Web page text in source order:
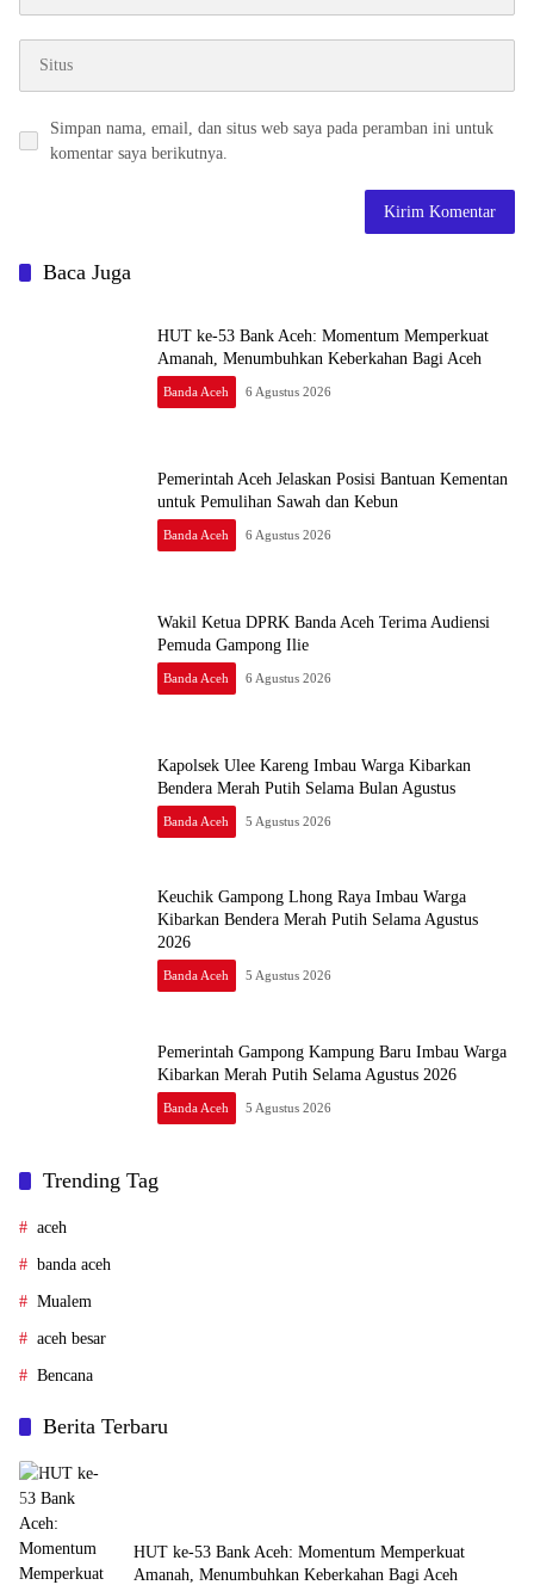
Simpan nama, email, dan situs web saya pada peramban ini untuk
komentar saya berikutnya.
Baca Juga
HUT ke-53 Bank Aceh: Momentum Memperkuat
Amanah, Menumbuhkan Keberkahan Bagi Aceh
Banda Aceh 6 Agustus 2026
Pemerintah Aceh Jelaskan Posisi Bantuan Kementan
untuk Pemulihan Sawah dan Kebun
Banda Aceh 6 Agustus 2026
Wakil Ketua DPRK Banda Aceh Terima Audiensi
Pemuda Gampong Ilie
Banda Aceh 6 Agustus 2026
Kapolsek Ulee Kareng Imbau Warga Kibarkan
Bendera Merah Putih Selama Bulan Agustus
Banda Aceh 5 Agustus 2026
Keuchik Gampong Lhong Raya Imbau Warga
Kibarkan Bendera Merah Putih Selama Agustus
2026
Banda Aceh 5 Agustus 2026
Pemerintah Gampong Kampung Baru Imbau Warga
Kibarkan Merah Putih Selama Agustus 2026
Banda Aceh 5 Agustus 2026
Trending Tag
aceh
banda aceh
Mualem
aceh besar
Bencana
Berita Terbaru
HUT ke-53 Bank Aceh: Momentum Memperkuat
Amanah, Menumbuhkan Keberkahan Bagi Aceh